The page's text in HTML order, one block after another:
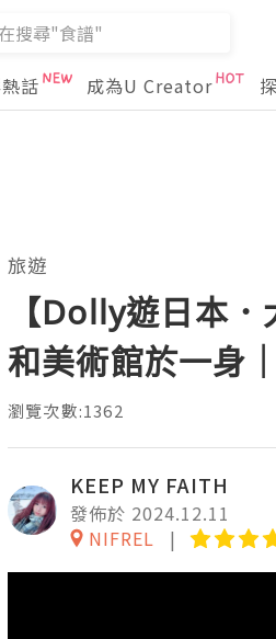
話 成為U Creator
旅遊
【Dolly遊日本
和美術館於一身
瀏覽次數:1362
KEEP MY FAITH
發佈於 2024.12.11
NIFREL